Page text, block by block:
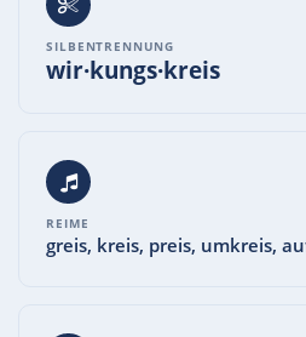
SILBENTRENNUNG
wir·kungs·kreis
REIME
greis, kreis, preis, umkreis,